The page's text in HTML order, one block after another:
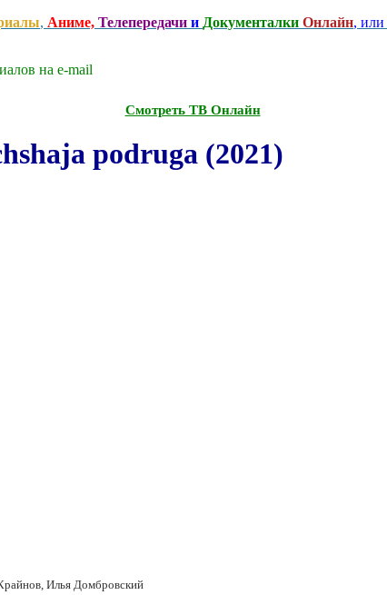
, Аниме, Телепередачи и Документалки Онлайн, или
на e-mаil
Смотреть ТВ Онлайн
podruga (2021)
Илья Домбровский